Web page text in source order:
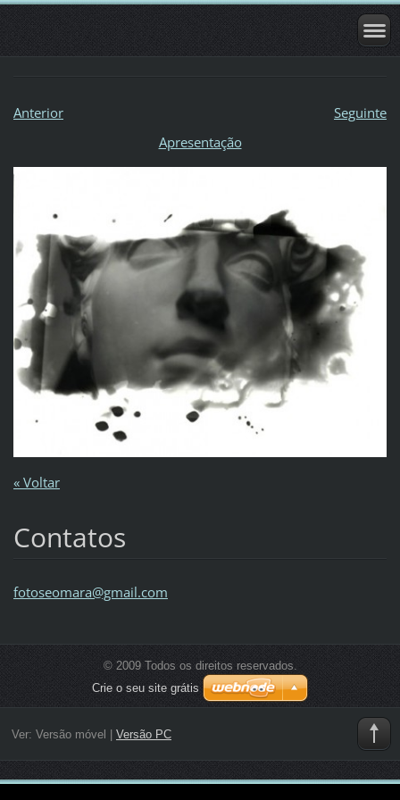
Anterior
Seguinte
Apresentação
« Voltar
Contatos
fotoseomara@gmail.com
© 2009 Todos os direitos reservados.
Crie o seu site grátis
Ver: Versão móvel Versão PC